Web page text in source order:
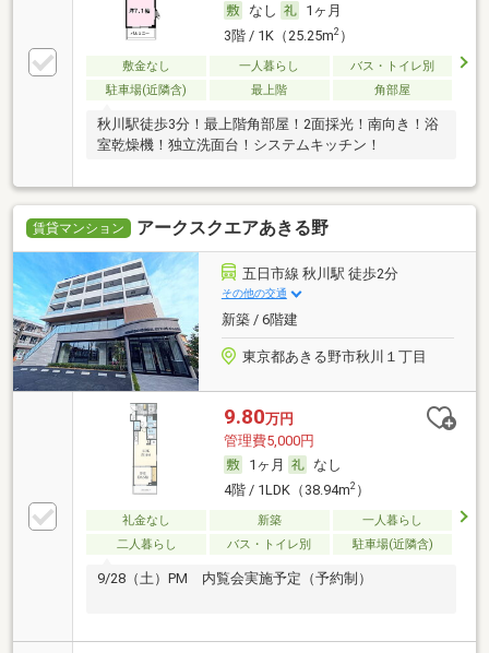
なし
1ヶ月
3階 / 1K（25.25m2）
敷金なし 一人暮らし
バス・トイレ別
駐車場(近隣含)
最上階 角部屋
秋川駅徒歩3分！最上階角部屋！2面採光！南向き！浴
室乾燥機！独立洗面台！システムキッチン！
賃貸マンション アークスクエアあきる野
五日市線 秋川駅 徒歩2分
その他の交通
新築 / 6階建
東京都あきる野市秋川１丁目
9.80万円
管理費5,000円
1ヶ月
なし
4階 / 1LDK（38.94m2）
礼金なし 新築
一人暮らし
二人暮らし
バス・トイレ別 駐車場(近隣含)
9/28（土）PM 内覧会実施予定（予約制）